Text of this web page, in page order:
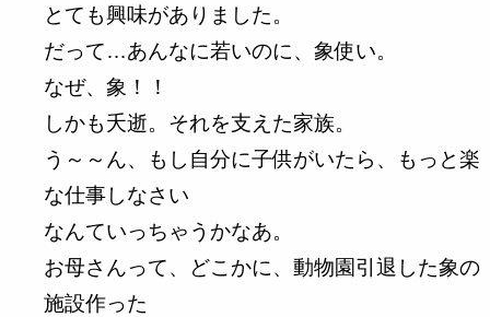
とても興味がありました。
だって…あんなに若いのに、象使い。
なぜ、象！！
しかも夭逝。それを支えた家族。
う～～ん、もし自分に子供がいたら、もっと楽
な仕事しなさい
なんていっちゃうかなあ。
お母さんって、どこかに、動物園引退した象の
施設作った